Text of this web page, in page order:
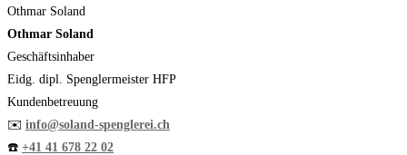
Othmar Soland
Othmar Soland
Geschäftsinhaber
Eidg. dipl. Spenglermeister HFP
Kundenbetreuung
✉️ info@soland-spenglerei.ch
☎️ +41 41 678 22 02